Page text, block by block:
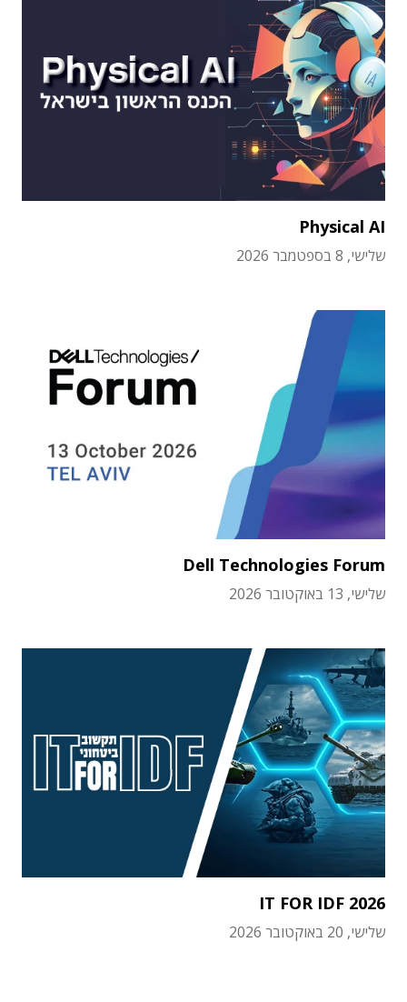
Physical AI
שלישי, 8 בספטמבר 2026
Dell Technologies Forum
שלישי, 13 באוקטובר 2026
IT FOR IDF 2026
שלישי, 20 באוקטובר 2026